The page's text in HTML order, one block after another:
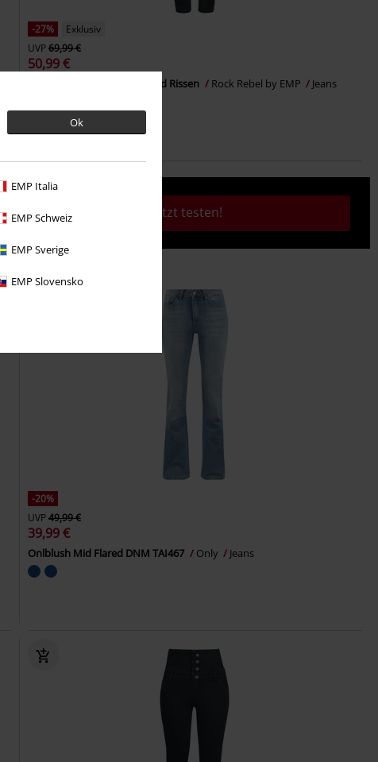
Ok
EMP Italia
EMP Schweiz
EMP Sverige
EMP Slovensko
-27%
Exklusiv
UVP69,99 €
50,99 €
Skarlett - Jeans mit Prints und Rissen Rock Rebel by EMP Jeans
Jetzt testen!
-20%
UVP49,99 €
39,99 €
Onlblush Mid Flared DNM TAI467 Only Jeans